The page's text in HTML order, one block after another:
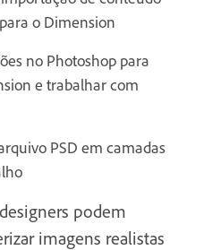
o Dimension
no Photoshop para
e trabalhar com
PSD em camadas
podem
imagens realistas